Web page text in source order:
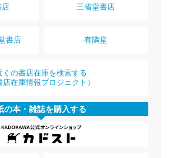
店 三省堂書店
書店 有隣堂
くの書店在庫を検索する
店在庫情報プロジェクト）
の本・雑誌を購入する